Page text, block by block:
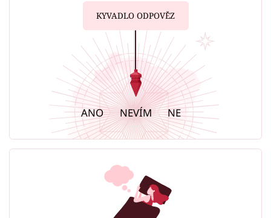
KYVADLO ODPOVĚZ
ANO NEVÍM NE